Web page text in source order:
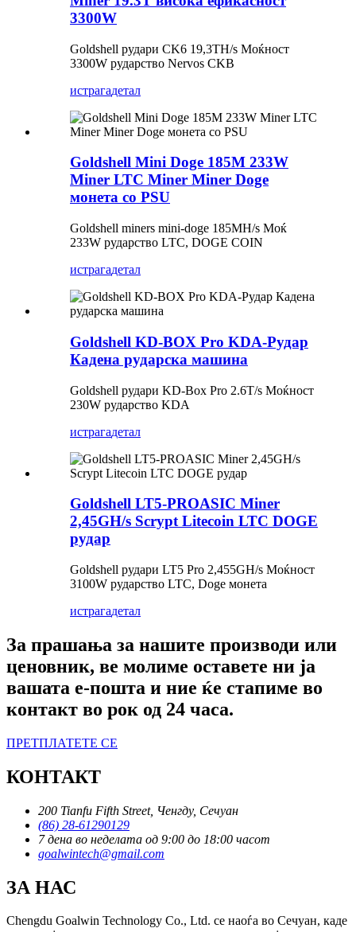
3300W
Goldshell рудари CK6 19,3TH/s Моќност
3300W рударство Nervos CKB
истрагадетал
Goldshell Mini Doge 185M 233W
Miner LTC Miner Miner Doge
монета со PSU
Goldshell miners mini-doge 185MH/s Моќ
233W рударство LTC, DOGE COIN
истрагадетал
Goldshell KD-BOX Pro KDA-Рудар
Кадена рударска машина
Goldshell рудари KD-Box Pro 2.6T/s Моќност
230W рударство KDA
истрагадетал
Goldshell LT5-PROASIC Miner
2,45GH/s Scrypt Litecoin LTC DOGE
рудар
Goldshell рудари LT5 Pro 2,455GH/s Моќност
3100W рударство LTC, Doge монета
истрагадетал
За прашања за нашите производи или
ценовник, ве молиме оставете ни ја
вашата е-пошта и ние ќе стапиме во
контакт во рок од 24 часа.
ПРЕТПЛАТЕТЕ СЕ
КОНТАКТ
200 Tianfu Fifth Street, Ченгду, Сечуан
(86) 28-61290129
7 дена во неделата од 9:00 до 18:00 часот
goalwintech@gmail.com
ЗА НАС
Chengdu Goalwin Technology Co., Ltd. се наоѓа во Сечуан, каде